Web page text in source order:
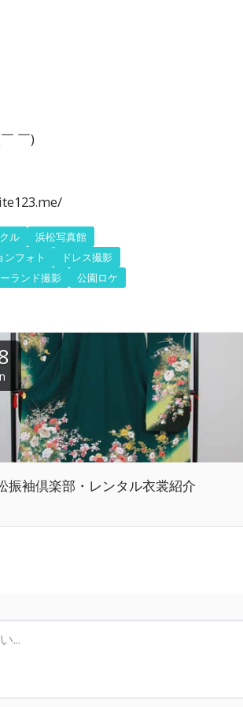
￣)
ル
浜松写真館
ンフォト
ドレス撮影
ランド撮影 公園ロケ
振袖倶楽部・レンタル衣裳紹介